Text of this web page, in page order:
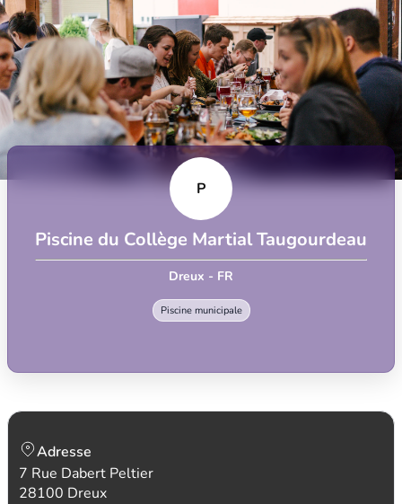
P
Piscine du Collège Martial Taugourdeau
Dreux - FR
Piscine municipale
Adresse
7 Rue Dabert Peltier
28100 Dreux